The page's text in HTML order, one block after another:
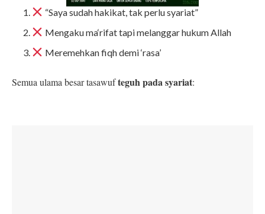
“Saya sudah hakikat, tak perlu syariat”
Mengaku ma‘rifat tapi melanggar hukum Allah
Meremehkan fiqh demi ‘rasa’
Semua ulama besar tasawufteguh pada syariat: